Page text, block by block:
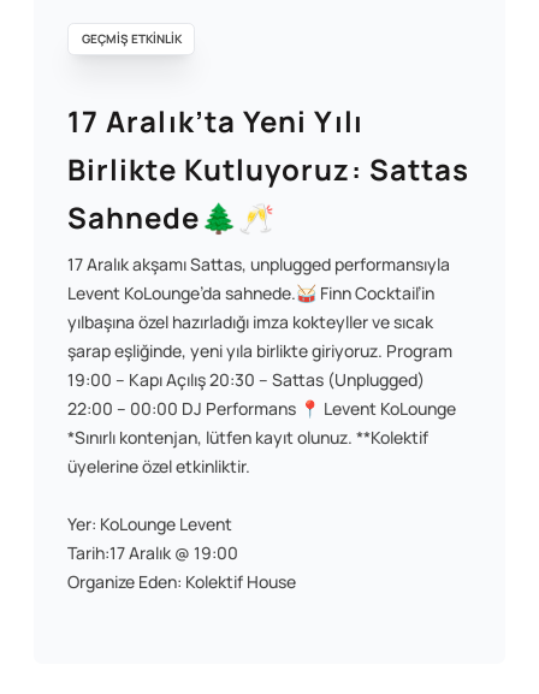
GEÇMİŞ ETKİNLİK
17 Aralık’ta Yeni Yılı
Birlikte Kutluyoruz: Sattas
Sahnede🌲🥂
17 Aralık akşamı Sattas, unplugged performansıyla
Levent KoLounge’da sahnede.🥁 Finn Cocktail’in
yılbaşına özel hazırladığı imza kokteyller ve sıcak
şarap eşliğinde, yeni yıla birlikte giriyoruz. Program
19:00 – Kapı Açılış 20:30 – Sattas (Unplugged)
22:00 – 00:00 DJ Performans 📍 Levent KoLounge
*Sınırlı kontenjan, lütfen kayıt olunuz. **Kolektif
üyelerine özel etkinliktir.
Yer: KoLounge Levent
Tarih:17 Aralık @ 19:00
Organize Eden: Kolektif House